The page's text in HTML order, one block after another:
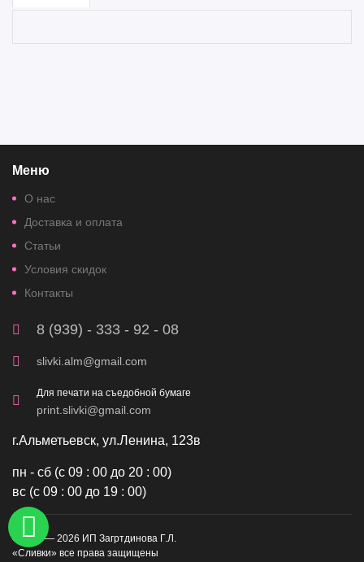
Меню
О нас
Доставка и оплата
Статьи
Условия скидок
Контакты
8 (939) - 333 - 92 - 08
slivki.alm@gmail.com
Для печати на съедобной бумаге
print.slivki@gmail.com
г.Альметьевск, ул.Ленина, 123в
пн - сб (с 09 : 00 до 20 : 00)
вс (с 09 : 00 до 19 : 00)
©2019 — 2026 ИП Загртдинова Г.Л.
«Сливки» все права защищены